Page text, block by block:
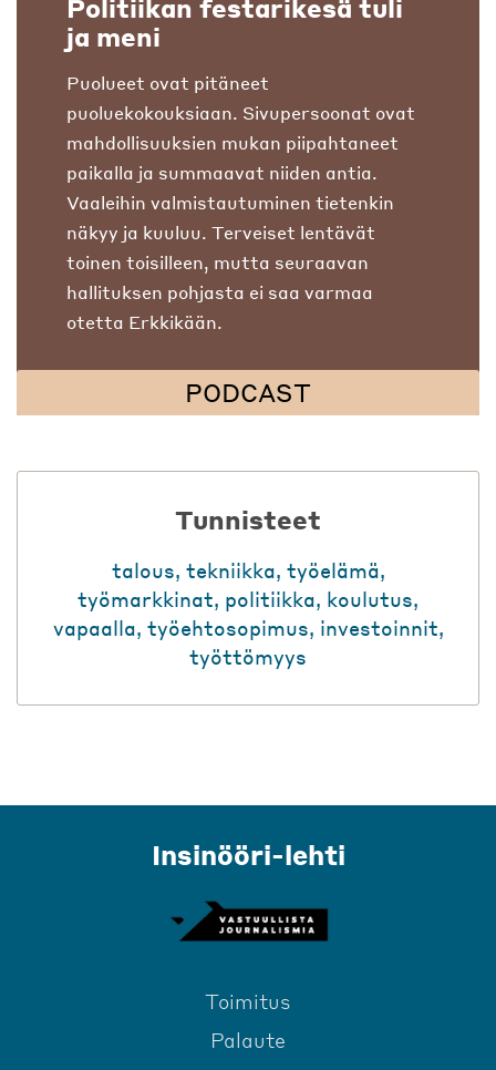
Politiikan festarikesä tuli
ja meni
Puolueet ovat pitäneet
puoluekokouksiaan. Sivupersoonat ovat
mahdollisuuksien mukan piipahtaneet
paikalla ja summaavat niiden antia.
Vaaleihin valmistautuminen tietenkin
näkyy ja kuuluu. Terveiset lentävät
toinen toisilleen, mutta seuraavan
hallituksen pohjasta ei saa varmaa
otetta Erkkikään.
PODCAST
Tunnisteet
talous, tekniikka, työelämä,
työmarkkinat, politiikka, koulutus,
vapaalla, työehtosopimus, investoinnit,
työttömyys
Insinööri-lehti
Toimitus
Palaute